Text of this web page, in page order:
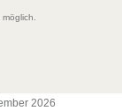
2026